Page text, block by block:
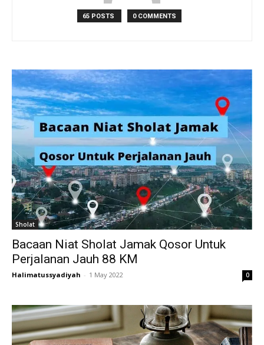
65 POSTS 0 COMMENTS
Sholat
Bacaan Niat Sholat Jamak Qosor Untuk
Perjalanan Jauh 88 KM
Halimatussyadiyah - 1 May 2022 0